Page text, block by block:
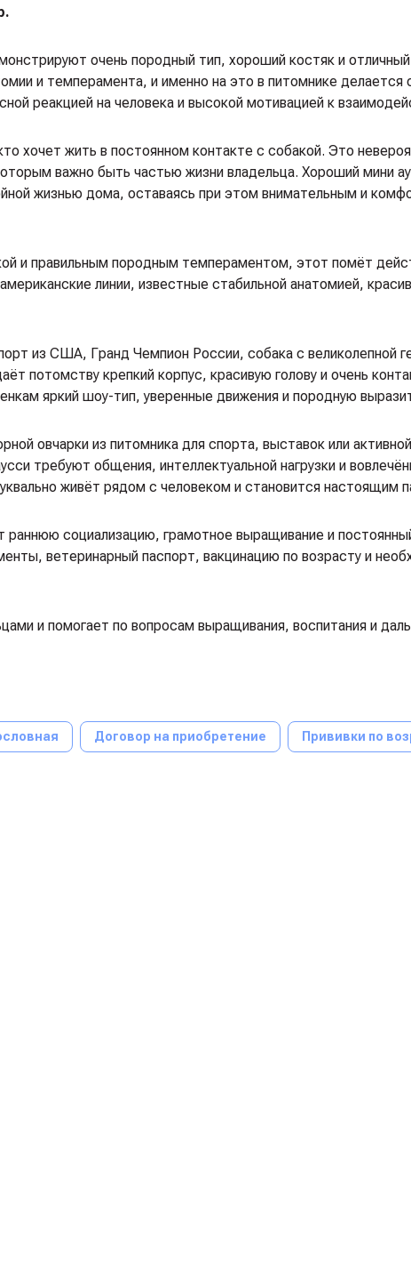
очень породный тип, хороший костяк и отличный
и темперамента, и именно на это в питомнике делается
реакцией на человека и высокой мотивацией к
хочет жить в постоянном контакте с собакой. Это
важно быть частью жизни владельца. Хороший мини
жизнью дома, оставаясь при этом внимательным и
и правильным породным темпераментом, этот помёт
линии, известные стабильной анатомией,
из США, Гранд Чемпион России, собака с великолепной
потомству крепкий корпус, красивую голову и очень
яркий шоу-тип, уверенные движения и породную
овчарки из питомника для спорта, выставок или
требуют общения, интеллектуальной нагрузки и
живёт рядом с человеком и становится настоящим
социализацию, грамотное выращивание и
ветеринарный паспорт, вакцинацию по возрасту и
и помогает по вопросам выращивания, воспитания и
Договор на приобретение Прививки по